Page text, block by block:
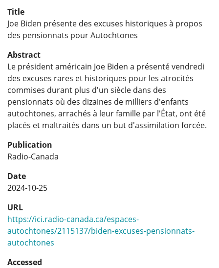
Title
Joe Biden présente des excuses historiques à propos
des pensionnats pour Autochtones
Abstract
Le président américain Joe Biden a présenté vendredi
des excuses rares et historiques pour les atrocités
commises durant plus d'un siècle dans des
pensionnats où des dizaines de milliers d'enfants
autochtones, arrachés à leur famille par l'État, ont été
placés et maltraités dans un but d'assimilation forcée.
Publication
Radio-Canada
Date
2024-10-25
URL
https://ici.radio-canada.ca/espaces-
autochtones/2115137/biden-excuses-pensionnats-
autochtones
Accessed